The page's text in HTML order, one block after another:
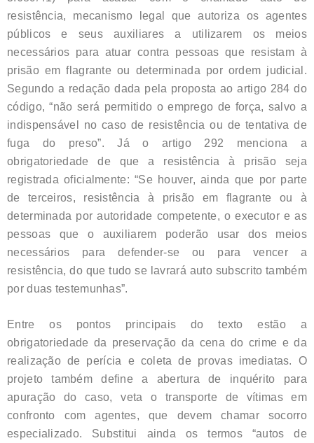
resistência, mecanismo legal que autoriza os agentes
públicos e seus auxiliares a utilizarem os meios
necessários para atuar contra pessoas que resistam à
prisão em flagrante ou determinada por ordem judicial.
Segundo a redação dada pela proposta ao artigo 284 do
código, “não será permitido o emprego de força, salvo a
indispensável no caso de resistência ou de tentativa de
fuga do preso”. Já o artigo 292 menciona a
obrigatoriedade de que a resistência à prisão seja
registrada oficialmente: “Se houver, ainda que por parte
de terceiros, resistência à prisão em flagrante ou à
determinada por autoridade competente, o executor e as
pessoas que o auxiliarem poderão usar dos meios
necessários para defender-se ou para vencer a
resistência, do que tudo se lavrará auto subscrito também
por duas testemunhas”.
Entre os pontos principais do texto estão a
obrigatoriedade da preservação da cena do crime e da
realização de perícia e coleta de provas imediatas. O
projeto também define a abertura de inquérito para
apuração do caso, veta o transporte de vítimas em
confronto com agentes, que devem chamar socorro
especializado. Substitui ainda os termos “autos de